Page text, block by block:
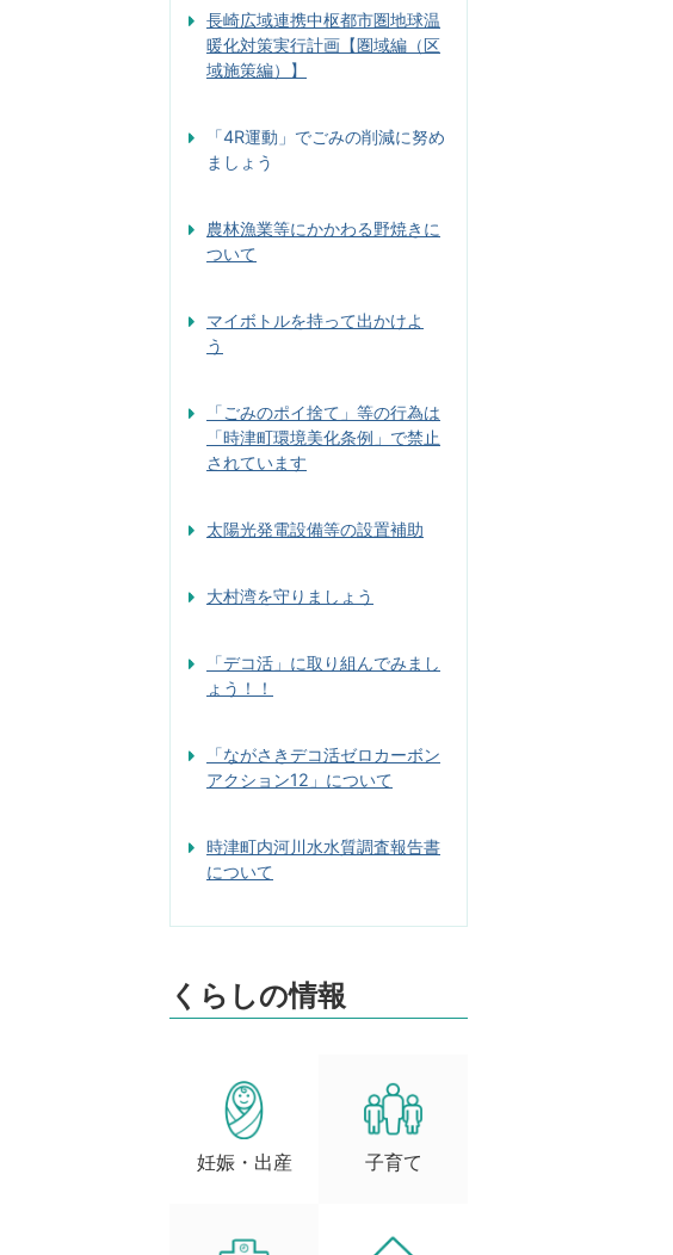
長崎広域連携中枢都市圏地球温
暖化対策実行計画【圏域編（区
域施策編）】
「4R運動」でごみの削減に努め
ましょう
農林漁業等にかかわる野焼きに
ついて
マイボトルを持って出かけよ
う
「ごみのポイ捨て」等の行為は
「時津町環境美化条例」で禁止
されています
太陽光発電設備等の設置補助
大村湾を守りましょう
「デコ活」に取り組んでみまし
ょう！！
「ながさきデコ活ゼロカーボン
アクション12」について
時津町内河川水水質調査報告書
について
くらしの情報
妊娠・出産 子育て